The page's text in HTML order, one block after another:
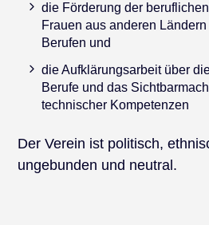
die Förderung der
Frauen aus anderen
Berufen und
die Aufklärungsarbeit über
Berufe und das
technischer Kompetenzen
Der Verein ist politisch,
ungebunden und neutral.